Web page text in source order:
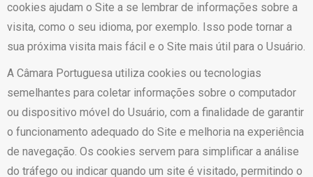
cookies ajudam o Site a se lembrar de informações sobre a
visita, como o seu idioma, por exemplo. Isso pode tornar a
sua próxima visita mais fácil e o Site mais útil para o Usuário.
A Câmara Portuguesa utiliza cookies ou tecnologias
semelhantes para coletar informações sobre o computador
ou dispositivo móvel do Usuário, com a finalidade de garantir
o funcionamento adequado do Site e melhoria na experiência
de navegação. Os cookies servem para simplificar a análise
do tráfego ou indicar quando um site é visitado, permitindo o